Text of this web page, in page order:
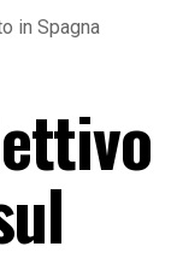
in Spagna